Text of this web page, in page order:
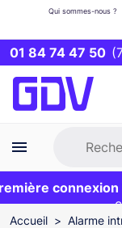
01 84 74 47 50
Qui sommes-nous ?
Première
et livraison 24/
connexion ?
EXCLU WEB
Accueil Alarme